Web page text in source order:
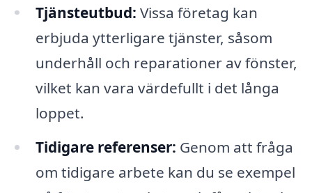
Tjänsteutbud: Vissa företag kan
erbjuda ytterligare tjänster, såsom
underhåll och reparationer av fönster,
vilket kan vara värdefullt i det långa
loppet.
Tidigare referenser: Genom att fråga
om tidigare arbete kan du se exempel